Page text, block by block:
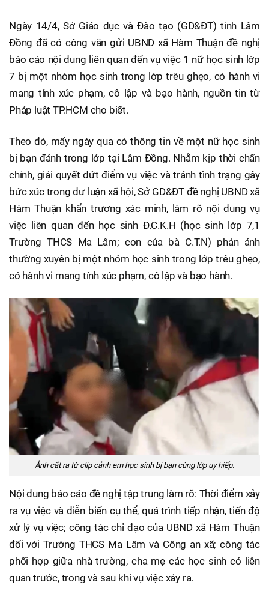
Ngày 14/4, Sở Giáo dục và Đào tạo (GD&ĐT) tỉnh Lâm
Đồng đã có công văn gửi UBND xã Hàm Thuận đề nghị
báo cáo nội dung liên quan đến vụ việc 1 nữ học sinh lớp
7 bị một nhóm học sinh trong lớp trêu ghẹo, có hành vi
mang tính xúc phạm, cô lập và bạo hành, nguồn tin từ
Pháp luật TP.HCM cho biết.
Theo đó, mấy ngày qua có thông tin về một nữ học sinh
bị bạn đánh trong lớp tại Lâm Đồng. Nhằm kịp thời chấn
chỉnh, giải quyết dứt điểm vụ việc và tránh tình trạng gây
bức xúc trong dư luận xã hội, Sở GD&ĐT đề nghị UBND xã
Hàm Thuận khẩn trương xác minh, làm rõ nội dung vụ
việc liên quan đến học sinh Đ.C.K.H (học sinh lớp 7,1
Trường THCS Ma Lâm; con của bà C.T.N) phản ánh
thường xuyên bị một nhóm học sinh trong lớp trêu ghẹo,
có hành vi mang tính xúc phạm, cô lập và bạo hành.
Ảnh cắt ra từ clip cảnh em học sinh bị bạn cùng lớp uy hiếp.
Nội dung báo cáo đề nghị tập trung làm rõ: Thời điểm xảy
ra vụ việc và diễn biến cụ thể, quá trình tiếp nhận, tiến độ
xử lý vụ việc; công tác chỉ đạo của UBND xã Hàm Thuận
đối với Trường THCS Ma Lâm và Công an xã; công tác
phối hợp giữa nhà trường, cha mẹ các học sinh có liên
quan trước, trong và sau khi vụ việc xảy ra.